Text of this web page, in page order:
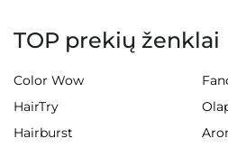
TOP prekių ženklai
Color Wow
HairTry
Hairburst